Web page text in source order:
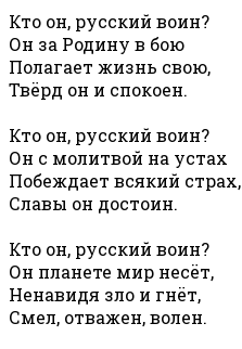
Кто он, русский воин?
Он за Родину в бою
Полагает жизнь свою,
Твёрд он и спокоен.
Кто он, русский воин?
Он с молитвой на устах
Побеждает всякий страх,
Славы он достоин.
Кто он, русский воин?
Он планете мир несёт,
Ненавидя зло и гнёт,
Смел, отважен, волен.